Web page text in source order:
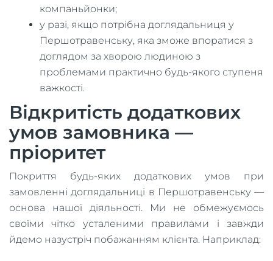
компаньйонки;
у разі, якщо потрібна доглядальниця у
Першотравенську, яка зможе впоратися з
доглядом за хворою людиною з
проблемами практично будь-якого ступеня
важкості.
Відкритість додаткових
умов замовника —
пріоритет
Покриття будь-яких додаткових умов при
замовленні доглядальниці в Першотравенську —
основа нашої діяльності. Ми не обмежуємось
своїми чітко усталеними правилами і завжди
йдемо назустріч побажанням клієнта. Наприклад: